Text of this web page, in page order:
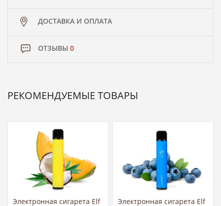
ДОСТАВКА И ОПЛАТА
ОТЗЫВЫ 0
РЕКОМЕНДУЕМЫЕ ТОВАРЫ
Электронная сигарета Elf Электронная сигарета Elf